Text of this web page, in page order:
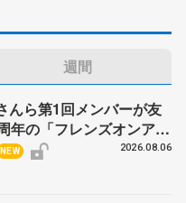
週間
んら第1回メンバーが友
の「フレンズオンアイ
さん、有川梨絵さん、
NEW 2026.08.06